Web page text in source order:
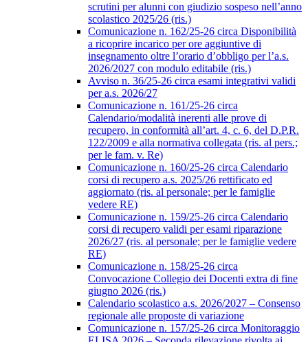
scrutini per alunni con giudizio sospeso nell’anno
scolastico 2025/26 (ris.)
Comunicazione n. 162/25-26 circa Disponibilità
a ricoprire incarico per ore aggiuntive di
insegnamento oltre l’orario d’obbligo per l’a.s.
2026/2027 con modulo editabile (ris.)
Avviso n. 36/25-26 circa esami integrativi validi
per a.s. 2026/27
Comunicazione n. 161/25-26 circa
Calendario/modalità inerenti alle prove di
recupero, in conformità all’art. 4, c. 6, del D.P.R.
122/2009 e alla normativa collegata (ris. al pers.;
per le fam. v. Re)
Comunicazione n. 160/25-26 circa Calendario
corsi di recupero a.s. 2025/26 rettificato ed
aggiornato (ris. al personale; per le famiglie
vedere RE)
Comunicazione n. 159/25-26 circa Calendario
corsi di recupero validi per esami riparazione
2026/27 (ris. al personale; per le famiglie vedere
RE)
Comunicazione n. 158/25-26 circa
Convocazione Collegio dei Docenti extra di fine
giugno 2026 (ris.)
Calendario scolastico a.s. 2026/2027 – Consenso
regionale alle proposte di variazione
Comunicazione n. 157/25-26 circa Monitoraggio